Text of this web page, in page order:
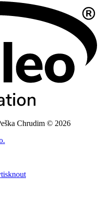
Chrudim © 2026